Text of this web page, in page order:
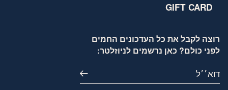
רוצה לקבל את כל העדכונים החמים
לפני כולם? כאן נרשמים לניוזלטר:
דוא׳׳ל
GIFT CARD